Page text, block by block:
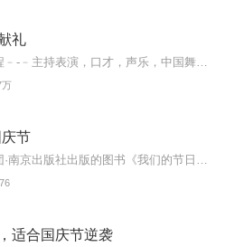
礼
万
节
适合国庆节逆袭